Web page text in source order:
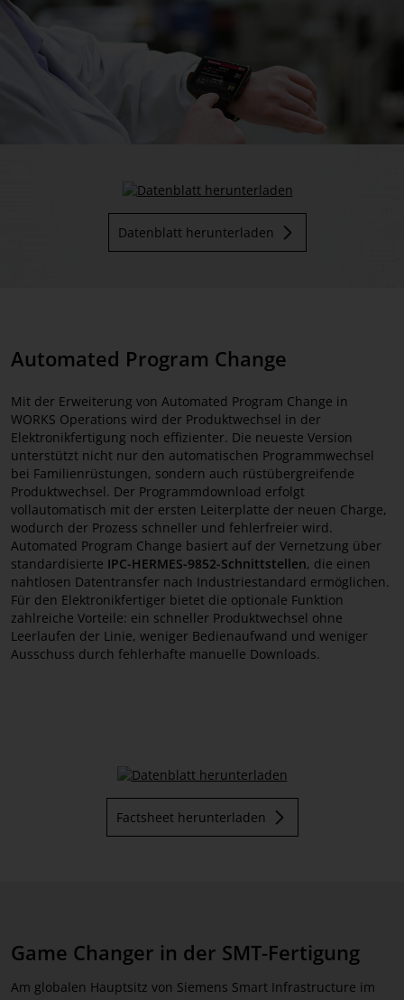
Datenblatt herunterladen
Automated Program Change
Mit der Erweiterung von Automated Program Change in
WORKS Operations wird der Produktwechsel in der
Elektronikfertigung noch effizienter. Die neueste Version
unterstützt nicht nur den automatischen Programmwechsel
bei Familienrüstungen, sondern auch rüstübergreifende
Produktwechsel. Der Programmdownload erfolgt
vollautomatisch mit der ersten Leiterplatte der neuen Charge,
wodurch der Prozess schneller und fehlerfreier wird.
Automated Program Change basiert auf der Vernetzung über
standardisierte IPC-HERMES-9852-Schnittstellen, die einen
nahtlosen Datentransfer nach Industriestandard ermöglichen.
Für den Elektronikfertiger bietet die optionale Funktion
zahlreiche Vorteile: ein schneller Produktwechsel ohne
Leerlaufen der Linie, weniger Bedienaufwand und weniger
Ausschuss durch fehlerhafte manuelle Downloads.
Factsheet herunterladen
Game Changer in der SMT-Fertigung
Am globalen Hauptsitz von Siemens Smart Infrastructure im